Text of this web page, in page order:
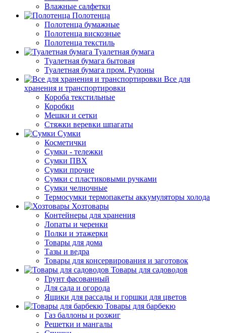
Влажные салфетки
Полотенца
Полотенца бумажные
Полотенца вискозные
Полотенца текстиль
Туалетная бумага
Туалетная бумага бытовая
Туалетная бумага пром. Рулоны
Все для
хранения и транспортировки
Короба текстильные
Коробки
Мешки и сетки
Стяжки веревки шпагаты
Сумки
Косметички
Сумки - тележки
Сумки ПВХ
Сумки прочие
Сумки с пластиковыми ручками
Сумки челночные
Термосумки термопакеты аккумуляторы холода
Хозтовары
Контейнеры для хранения
Лопаты и черенки
Полки и этажерки
Товары для дома
Тазы и ведра
Товары для консервирования и заготовок
Товары для садоводов
Грунт фасованный
Для сада и огорода
Ящики для рассады и горшки для цветов
Товары для барбекю
Газ баллоны и розжиг
Решетки и мангалы